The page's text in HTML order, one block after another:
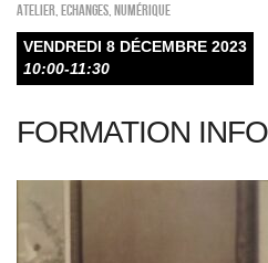
Atelier ECHANGES Numérique
VENDREDI 8 DÉCEMBRE 2023
10:00-11:30
FORMATION